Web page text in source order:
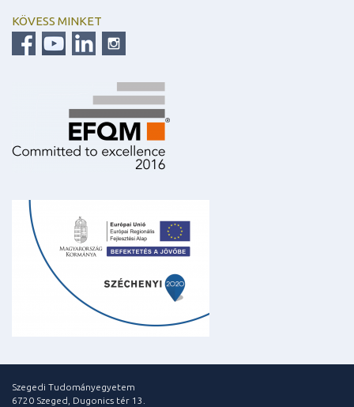
KÖVESS MINKET
Szegedi Tudományegyetem
6720 Szeged, Dugonics tér 13.